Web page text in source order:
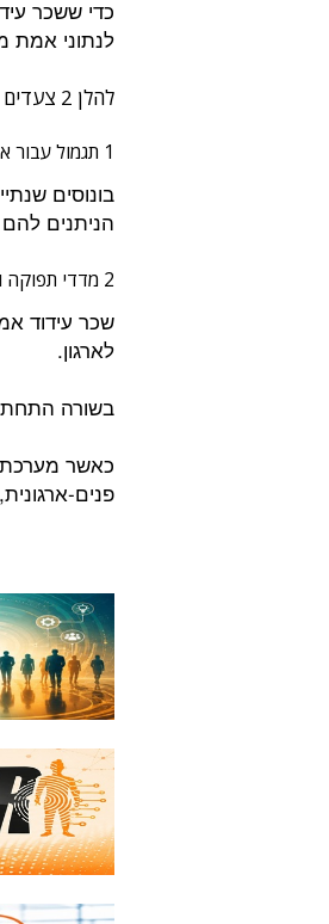
כדי ששכר
לנתוני אמת
להלן 2 צעדים להמחשת הקשר בין ההישגים בפועל לשכר העידוד:
1 תגמול עבור אבני דרך ולא רק בסוף השנה:
בונוסים
הניתנים
2 מדדי תפוקה ואיכות:
שכר עידוד
לארגון.
בשורה
כאשר מערכת
פנים-